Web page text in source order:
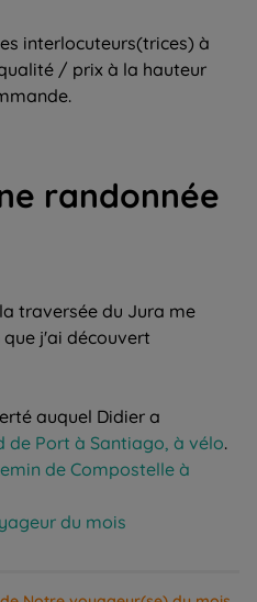
interlocuteurs(trices) à
/ prix à la hauteur
randonnée
traversée du Jura me
j'ai découvert
auquel Didier a
de Port à Santiago, à vélo.
de Compostelle à
du mois